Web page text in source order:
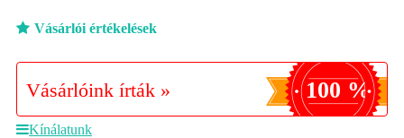
Vásárlói értékelések
Vásárlóink írták » 100 %
Kínálatunk